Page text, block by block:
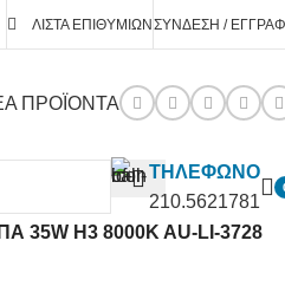
ΛΊΣΤΑ ΕΠΙΘΥΜΙΏΝΣΎΝΔΕΣΗ /
ΠΡΟΪΟΝΤΑ
ΤΗΛΕΦΩΝΟ
210.5621781
35W H3 8000K AU-LI-3728